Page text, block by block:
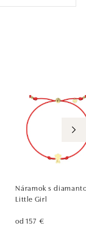
Náramok s
Little Girl
od 157 €